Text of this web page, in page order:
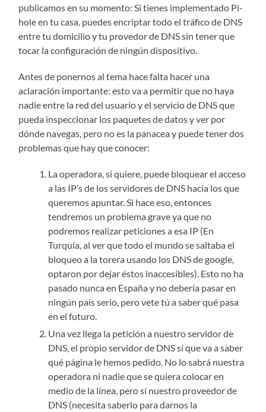
publicamos en su momento: Si tienes implementado Pi-
hole en tu casa, puedes encriptar todo el tráfico de DNS
entre tu domicilio y tu provedor de DNS sin tener que
tocar la configuración de ningún dispositivo.
Antes de ponernos al tema hace falta hacer una
aclaración importante: esto va a permitir que no haya
nadie entre la red del usuario y el servicio de DNS que
pueda inspeccionar los paquetes de datos y ver por
dónde navegas, pero no es la panacea y puede tener dos
problemas que hay que conocer:
La operadora, si quiere, puede bloquear el acceso
a las IP’s de los servidores de DNS hacia los que
queremos apuntar. Si hace eso, entonces
tendremos un problema grave ya que no
podremos realizar peticiones a esa IP (En
Turquía, al ver que todo el mundo se saltaba el
bloqueo a la torera usando los DNS de google,
optaron por dejar éstos inaccesibles). Esto no ha
pasado nunca en España y no debería pasar en
ningún país serio, pero vete tú a saber qué pasa
en el futuro.
Una vez llega la petición a nuestro servidor de
DNS, el propio servidor de DNS sí que va a saber
qué página le hemos pedido. No lo sabrá nuestra
operadora ni nadie que se quiera colocar en
medio de la línea, pero sí nuestro proveedor de
DNS (necesita saberlo para darnos la